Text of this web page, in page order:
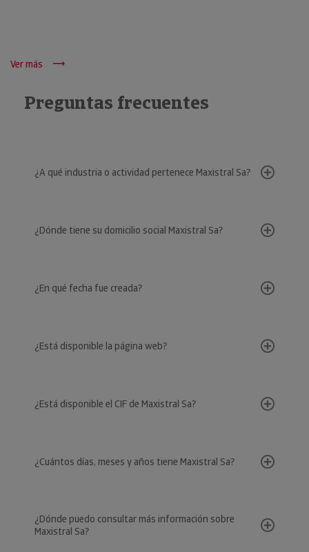
Ver más
Preguntas frecuentes
¿A qué industria o actividad pertenece Maxistral Sa?
¿Dónde tiene su domicilio social Maxistral Sa?
¿En qué fecha fue creada?
¿Está disponible la página web?
¿Está disponible el CIF de Maxistral Sa?
¿Cuántos días, meses y años tiene Maxistral Sa?
¿Dónde puedo consultar más información sobre
Maxistral Sa?